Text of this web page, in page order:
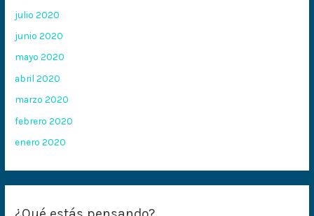
julio 2020
junio 2020
mayo 2020
abril 2020
marzo 2020
febrero 2020
enero 2020